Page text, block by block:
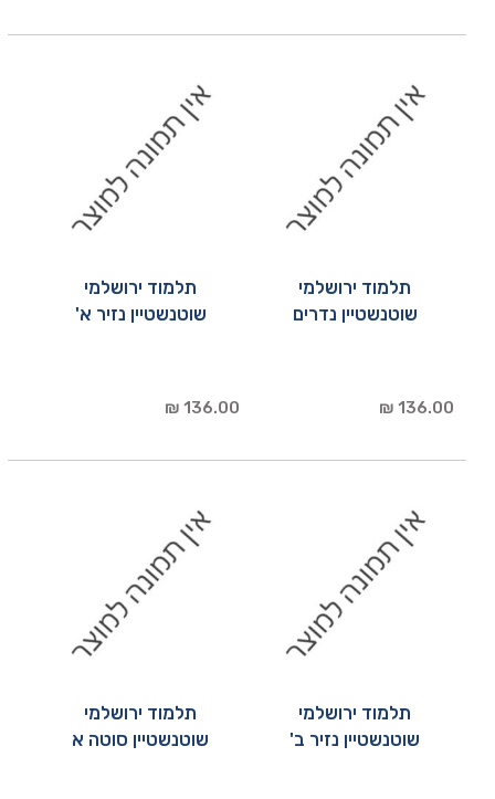
תלמוד ירושלמי
שוטנשטיין נדרים
136.00 ₪
תלמוד ירושלמי
שוטנשטיין נזיר א'
136.00 ₪
תלמוד ירושלמי
שוטנשטיין נזיר ב'
תלמוד ירושלמי
שוטנשטיין סוטה א